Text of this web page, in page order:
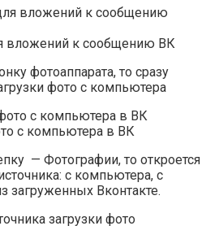
вложений к сообщению ВК
фотоаппарата, то сразу
фото с компьютера
с компьютера в ВК
— Фотографии, то откроется
с компьютера, с
загруженных Вконтакте.